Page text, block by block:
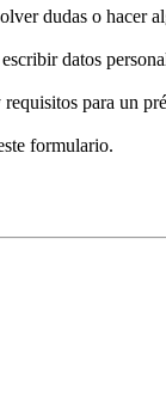
dudas o hacer
datos
para un
formulario.